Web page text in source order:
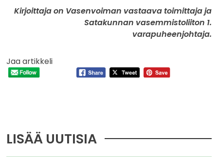
Kirjoittaja on Vasenvoiman vastaava toimittaja ja
Satakunnan vasemmistoliiton 1.
varapuheenjohtaja.
Jaa artikkeli
LISÄÄ UUTISIA